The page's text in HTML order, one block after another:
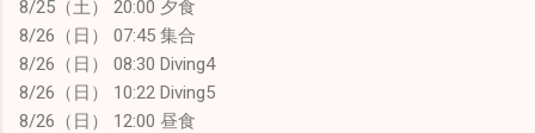
8/25（土） 20:00 夕食
8/26（日） 07:45 集合
8/26（日） 08:30 Diving4
8/26（日） 10:22 Diving5
8/26（日） 12:00 昼食